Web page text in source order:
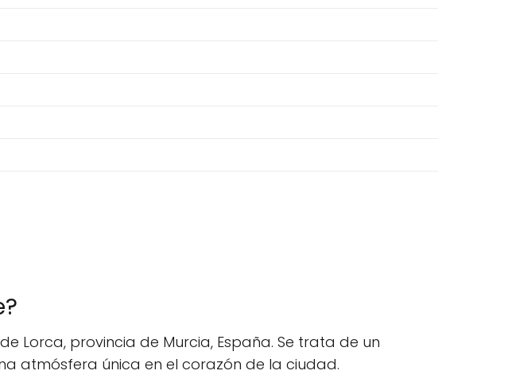
Lorca, provincia de Murcia, España. Se trata de un
atmósfera única en el corazón de la ciudad.